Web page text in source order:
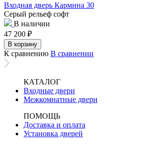
Входная дверь Кармина 30
Серый рельеф софт
В наличии
47 200 ₽
В корзину
К сравнению В сравнении
КАТАЛОГ
Входные двери
Межкомнатные двери
ПОМОЩЬ
Доставка и оплата
Установка дверей